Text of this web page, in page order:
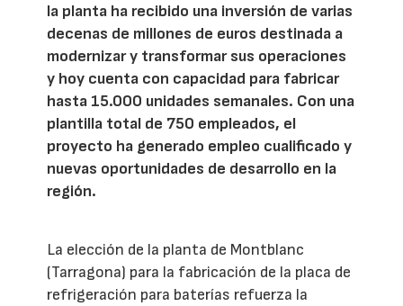
la planta ha recibido una inversión de varias
decenas de millones de euros destinada a
modernizar y transformar sus operaciones
y hoy cuenta con capacidad para fabricar
hasta 15.000 unidades semanales. Con una
plantilla total de 750 empleados, el
proyecto ha generado empleo cualificado y
nuevas oportunidades de desarrollo en la
región.
La elección de la planta de Montblanc
(Tarragona) para la fabricación de la placa de
refrigeración para baterías refuerza la